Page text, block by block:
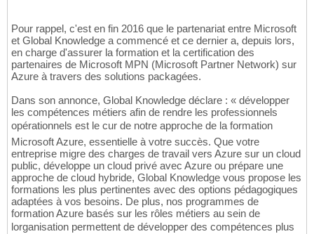
Pour rappel, c'est en fin 2016 que le partenariat entre Microsoft
et Global Knowledge a commencé et ce dernier a, depuis lors,
en charge d'assurer la formation et la certification des
partenaires de Microsoft MPN (Microsoft Partner Network) sur
Azure à travers des solutions packagées.
Dans son annonce, Global Knowledge déclare : « développer
les compétences métiers afin de rendre les professionnels
opérationnels est le cur de notre approche de la formation
Microsoft Azure, essentielle à votre succès. Que votre
entreprise migre des charges de travail vers Azure sur un cloud
public, développe un cloud privé avec Azure ou prépare une
approche de cloud hybride, Global Knowledge vous propose les
formations les plus pertinentes avec des options pédagogiques
adaptées à vos besoins. De plus, nos programmes de
formation Azure basés sur les rôles métiers au sein de
lorganisation permettent de développer des compétences plus